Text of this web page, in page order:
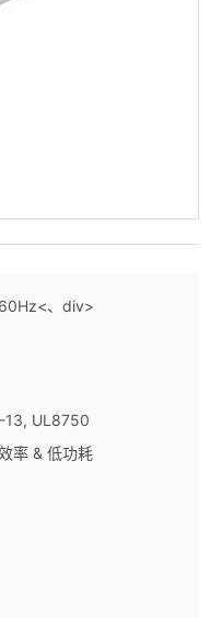
、div>
13, UL8750
率 & 低功耗